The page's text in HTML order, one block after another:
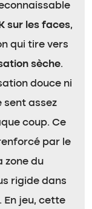
sur les faces,
qui tire vers
sèche.
douce ni
sent assez
coup. Ce
par le
zone du
rigide dans
En jeu, cette